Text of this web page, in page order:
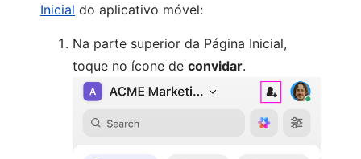
Inicial do aplicativo móvel:
Na parte superior da Página Inicial,
toque no ícone de convidar.